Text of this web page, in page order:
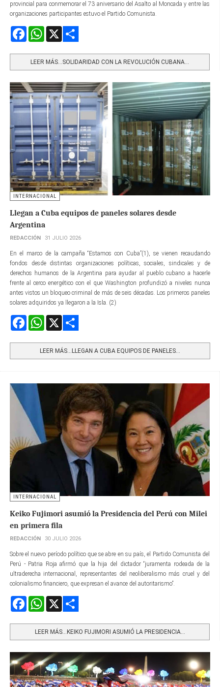
provincial para conmemorar el 73 aniversario del Asalto al Moncada y entre las
organizaciones participantes estuvo el Partido Comunista.
FacebookWhatsApp
LEER MÁS…SOLIDARIDAD CON LA REVOLUCIÓN CUBANA...
INTERNACIONAL
Llegan a Cuba equipos de paneles solares desde
Argentina
REDACCIÓN 31 JULIO 2026
En el marco de la campaña “Estamos con Cuba”(1), se vienen recaudando
fondos desde distintas organizaciones políticas, sociales, sindicales y de
derechos humanos de la Argentina para ayudar al pueblo cubano a hacerle
frente al cerco energético con el que Washington profundizó a niveles nunca
antes vistos un bloqueo criminal de más de seis décadas. Los primeros paneles
solares adquiridos ya llegaron a la Isla. (2)
FacebookWhatsApp
LEER MÁS…LLEGAN A CUBA EQUIPOS DE PANELES...
INTERNACIONAL
Keiko Fujimori asumió la Presidencia del Perú con Milei
en primera fila
REDACCIÓN 30 JULIO 2026
Sobre el nuevo período político que se abre en su país, el Partido Comunista del
Perú - Patria Roja afirmó que la hija del dictador “juramenta rodeada de la
ultraderecha internacional, representantes del neoliberalismo más cruel y del
colonialismo financiero, que expresan el avance del autoritarismo”.
FacebookWhatsApp
LEER MÁS…KEIKO FUJIMORI ASUMIÓ LA PRESIDENCIA...